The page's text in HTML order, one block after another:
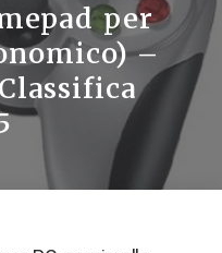
per
–